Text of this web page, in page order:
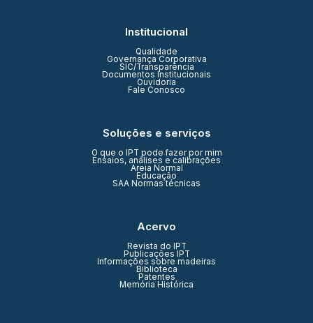
Institucional
Qualidade
Governança Corporativa
SIC/Transparência
Documentos Institucionais
Ouvidoria
Fale Conosco
Soluções e serviços
O que o IPT pode fazer por mim
Ensaios, análises e calibrações
Areia Normal
Educação
SAA Normas técnicas
Acervo
Revista do IPT
Publicações IPT
Informações sobre madeiras
Biblioteca
Patentes
Memória Histórica